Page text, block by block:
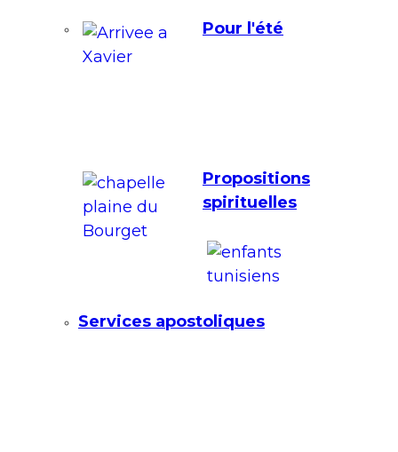
Pour l'été
Propositions
spirituelles
Services apostoliques